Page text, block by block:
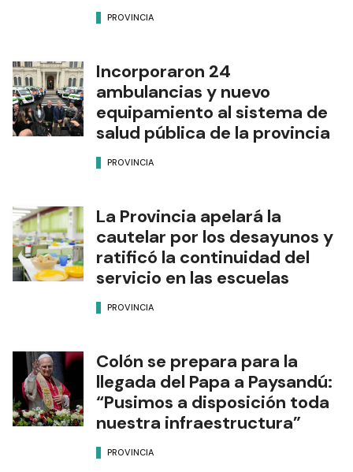
PROVINCIA
Incorporaron 24
ambulancias y nuevo
equipamiento al sistema de
salud pública de la provincia
PROVINCIA
La Provincia apelará la
cautelar por los desayunos y
ratificó la continuidad del
servicio en las escuelas
PROVINCIA
Colón se prepara para la
llegada del Papa a Paysandú:
“Pusimos a disposición toda
nuestra infraestructura”
PROVINCIA